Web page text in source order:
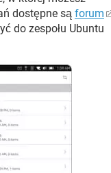
dostępne są forum
do zespołu Ubuntu